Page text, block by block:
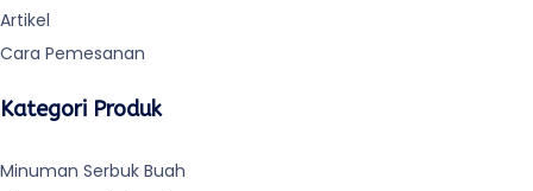
Artikel
Cara Pemesanan
Kategori Produk
Minuman Serbuk Buah